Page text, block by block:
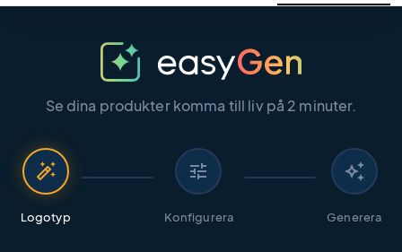
Se dina produkter komma till liv på 2 minuter.
auto_fix_high
Logotyp
tune
Konfigurera
auto_awesome
Generera